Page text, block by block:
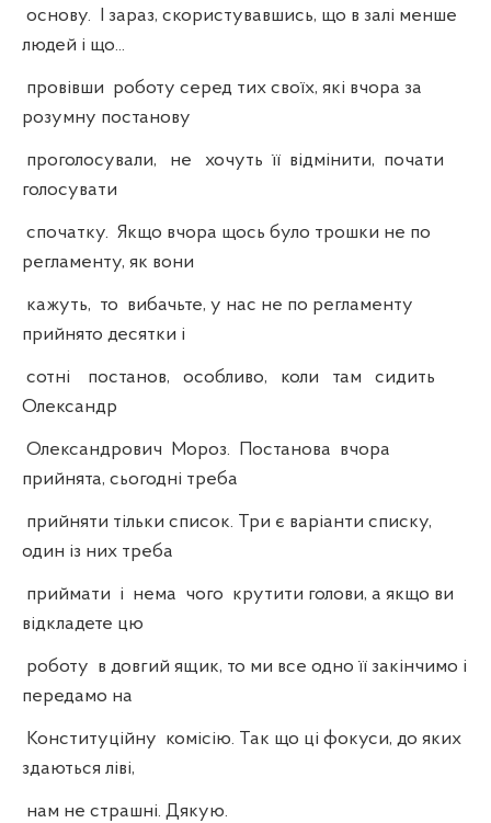
основу. І зараз, скористувавшись, що в залі менше
людей і що...
провівши роботу серед тих своїх, які вчора за
розумну постанову
проголосували, не хочуть її відмінити, почати
голосувати
спочатку. Якщо вчора щось було трошки не по
регламенту, як вони
кажуть, то вибачьте, у нас не по регламенту
прийнято десятки і
сотні постанов, особливо, коли там сидить
Олександр
Олександрович Мороз. Постанова вчора
прийнята, сьогодні треба
прийняти тільки список. Три є варіанти списку,
один із них треба
приймати і нема чого крутити голови, а якщо ви
відкладете цю
роботу в довгий ящик, то ми все одно її закінчимо і
передамо на
Конституційну комісію. Так що ці фокуси, до яких
здаються ліві,
нам не страшні. Дякую.